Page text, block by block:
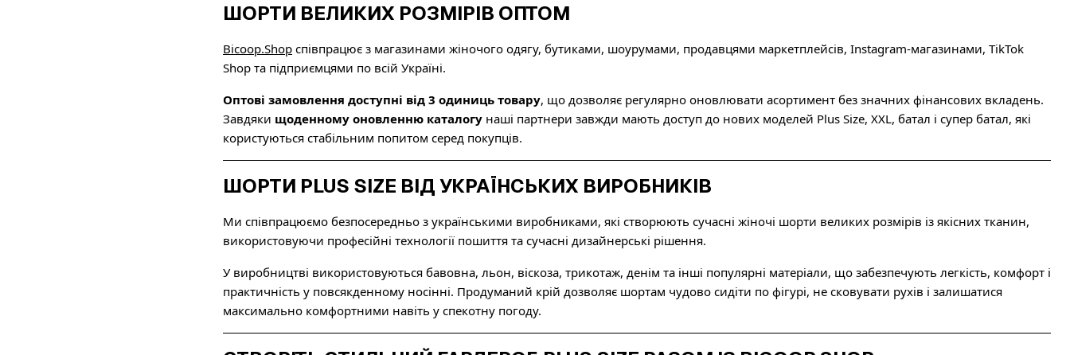
ШОРТИ ВЕЛИКИХ РОЗМІРІВ ОПТОМ
Bicoop.Shop співпрацює з магазинами жіночого одягу, бутиками, шоурумами, продавцями маркетплейсів, Instagram-магазинами, TikTok
Shop та підприємцями по всій Україні.
Оптові замовлення доступні від 3 одиниць товару, що дозволяє регулярно оновлювати асортимент без значних фінансових вкладень.
Завдяки щоденному оновленню каталогу наші партнери завжди мають доступ до нових моделей Plus Size, XXL, батал і супер батал, які
користуються стабільним попитом серед покупців.
ШОРТИ PLUS SIZE ВІД УКРАЇНСЬКИХ ВИРОБНИКІВ
Ми співпрацюємо безпосередньо з українськими виробниками, які створюють сучасні жіночі шорти великих розмірів із якісних тканин,
використовуючи професійні технології пошиття та сучасні дизайнерські рішення.
У виробництві використовуються бавовна, льон, віскоза, трикотаж, денім та інші популярні матеріали, що забезпечують легкість, комфорт і
практичність у повсякденному носінні. Продуманий крій дозволяє шортам чудово сидіти по фігурі, не сковувати рухів і залишатися
максимально комфортними навіть у спекотну погоду.